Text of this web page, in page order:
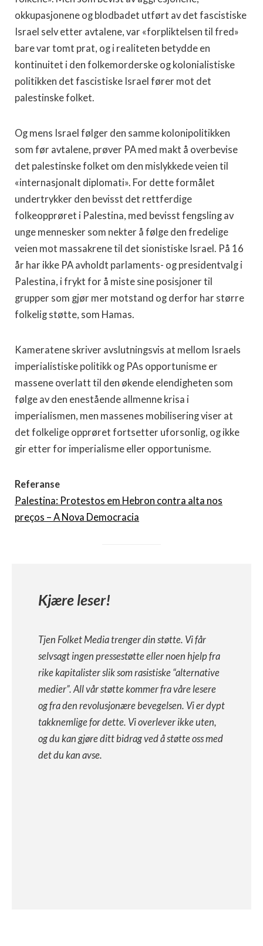
okkupasjonene og blodbadet utført av det fascistiske
Israel selv etter avtalene, var «forpliktelsen til fred»
bare var tomt prat, og i realiteten betydde en
kontinuitet i den folkemorderske og kolonialistiske
politikken det fascistiske Israel fører mot det
palestinske folket.
Og mens Israel følger den samme kolonipolitikken
som før avtalene, prøver PA med makt å overbevise
det palestinske folket om den mislykkede veien til
«internasjonalt diplomati». For dette formålet
undertrykker den bevisst det rettferdige
folkeopprøret i Palestina, med bevisst fengsling av
unge mennesker som nekter å følge den fredelige
veien mot massakrene til det sionistiske Israel. På 16
år har ikke PA avholdt parlaments- og presidentvalg i
Palestina, i frykt for å miste sine posisjoner til
grupper som gjør mer motstand og derfor har større
folkelig støtte, som Hamas.
Kameratene skriver avslutningsvis at mellom Israels
imperialistiske politikk og PAs opportunisme er
massene overlatt til den økende elendigheten som
følge av den enestående allmenne krisa i
imperialismen, men massenes mobilisering viser at
det folkelige opprøret fortsetter uforsonlig, og ikke
gir etter for imperialisme eller opportunisme.
Referanse
Palestina: Protestos em Hebron contra alta nos
preços – A Nova Democracia
Kjære leser!
Tjen Folket Media trenger din støtte. Vi får
selvsagt ingen pressestøtte eller noen hjelp fra
rike kapitalister slik som rasistiske “alternative
medier”. All vår støtte kommer fra våre lesere
og fra den revolusjonære bevegelsen. Vi er dypt
takknemlige for dette. Vi overlever ikke uten,
og du kan gjøre ditt bidrag ved å støtte oss med
det du kan avse.